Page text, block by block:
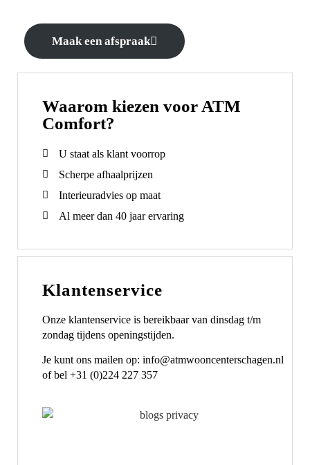
Maak een afspraak
Waarom kiezen voor ATM
Comfort?
U staat als klant voorrop
Scherpe afhaalprijzen
Interieuradvies op maat
Al meer dan 40 jaar ervaring
Klantenservice
Onze klantenservice is bereikbaar van dinsdag t/m
zondag tijdens openingstijden.
Je kunt ons mailen op: info@atmwooncenterschagen.nl
of bel +31 (0)224 227 357